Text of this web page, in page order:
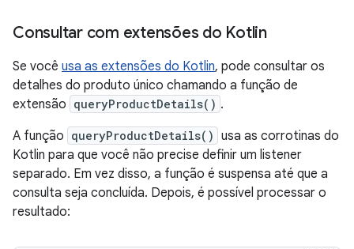
Consultar com extensões do Kotlin
Se você usa as extensões do Kotlin, pode consultar os
detalhes do produto único chamando a função de
extensão queryProductDetails() .
A função queryProductDetails() usa as corrotinas do
Kotlin para que você não precise definir um listener
separado. Em vez disso, a função é suspensa até que a
consulta seja concluída. Depois, é possível processar o
resultado: